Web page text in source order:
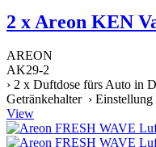
2 x Areon KEN
AREON
AK29-2
› 2 x Duftdose fürs Auto in
Getränkehalter › Einstellung
View